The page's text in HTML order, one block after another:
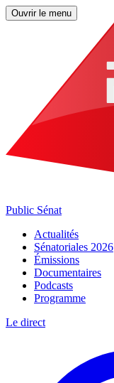
Ouvrir le menu
Public Sénat
Actualités
Sénatoriales 2026
Émissions
Documentaires
Podcasts
Programme
Le direct